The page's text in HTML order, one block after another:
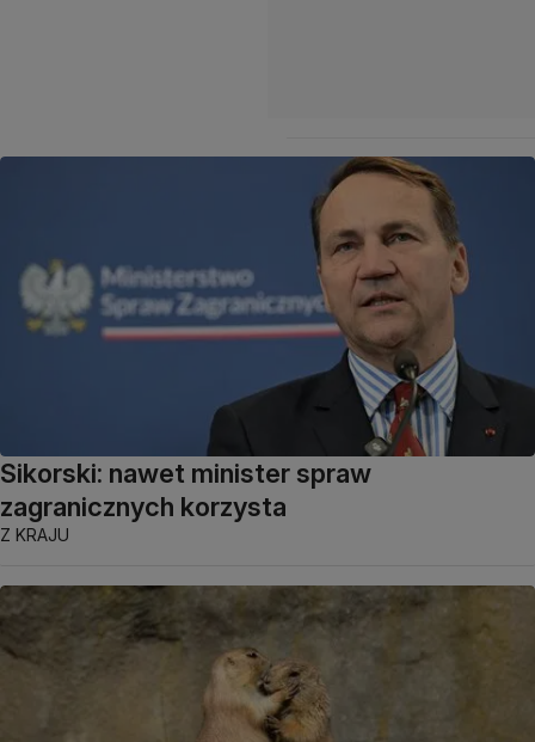
Sikorski: nawet minister spraw
zagranicznych korzysta
Z KRAJU